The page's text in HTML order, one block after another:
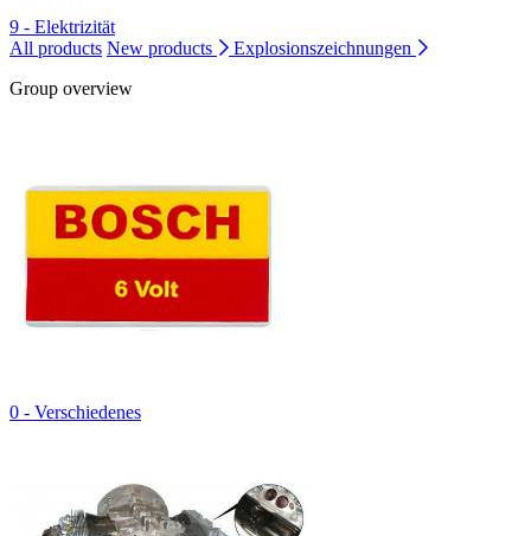
9 - Elektrizität
All products New products
Explosionszeichnungen
Group overview
0 - Verschiedenes